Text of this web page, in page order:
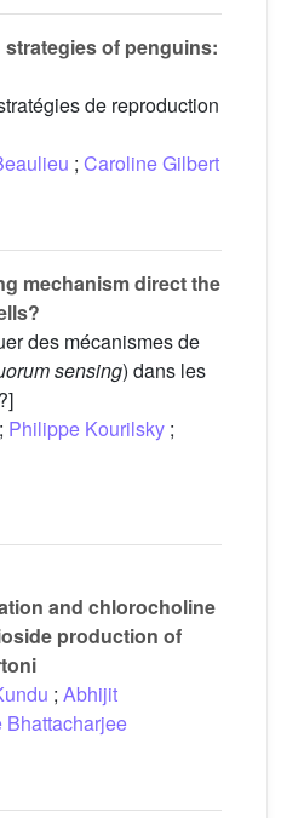
of penguins:
de reproduction
; Caroline Gilbert
mechanism direct the
des mécanismes de
sensing) dans les
; Philippe Kourilsky ;
and chlorocholine
production of
; Abhijit
Bhattacharjee